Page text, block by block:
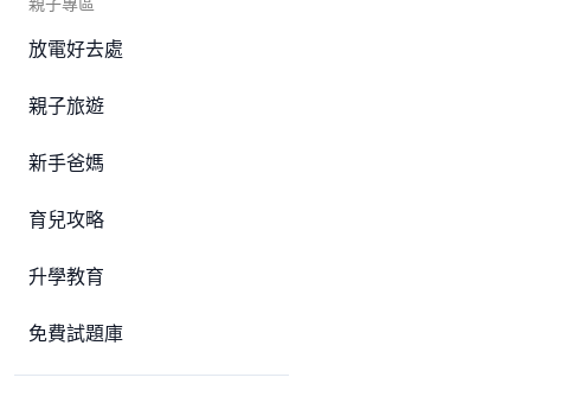
放電好去處
親子旅遊
新手爸媽
育兒攻略
升學教育
免費試題庫